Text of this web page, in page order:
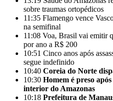
sobre traumas ortopédicos
11:35 Flamengo vence
na semifinal
11:08 Voa, Brasil vai emitir
por ano a R$ 200
10:51 Cinco anos após
segue indefinido
10:40 Coreia do Norte
10:30 Homem é preso
interior do Amazonas
10:18 Prefeitura de